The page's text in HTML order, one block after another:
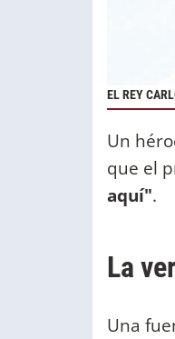
EL REY
Un
que el
aquí".
La
Una